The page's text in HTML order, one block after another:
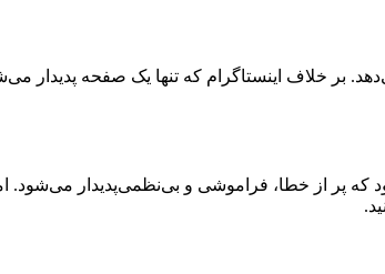
بر خلاف اینستاگرام که تنها یک صفحه
که پر از خطا، فراموشی و بی‌نظمی‌پدیدار